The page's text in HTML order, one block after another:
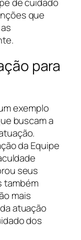
que
para
exemplo
buscam a
da Equipe
seus
também
mais
atuação
dos